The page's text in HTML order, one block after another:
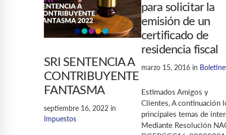
SRI SENTENCIA A
CONTRIBUYENTE
FANTASMA
septiembre 16, 2022 in
Impuestos
para solicitar la
emisión de un
certificado de
residencia fiscal
marzo 15, 2016in
Estimados Amigos y
Clientes, A continuación
principales temas de
Mediante Resolución